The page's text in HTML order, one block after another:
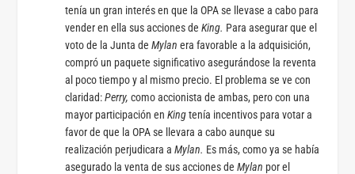
tenía un gran interés en que la OPA se llevase a cabo para
vender en ella sus acciones deKing. Para asegurar que el
voto de la Junta deMylanera favorable a la adquisición,
compró un paquete significativo asegurándose la reventa
al poco tiempo y al mismo precio. El problema se ve con
claridad:Perry,como accionista de ambas, pero con una
mayor participación enKingtenía incentivos para votar a
favor de que la OPA se llevara a cabo aunque su
realización perjudicara aMylan. Es más, como ya se había
asegurado la venta de sus acciones deMylan por el